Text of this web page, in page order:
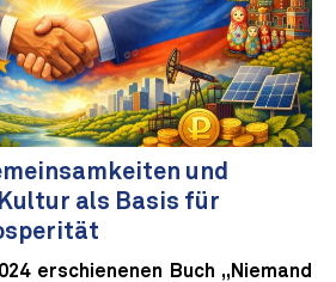
und
als Basis für
erschienenen Buch „Niemand